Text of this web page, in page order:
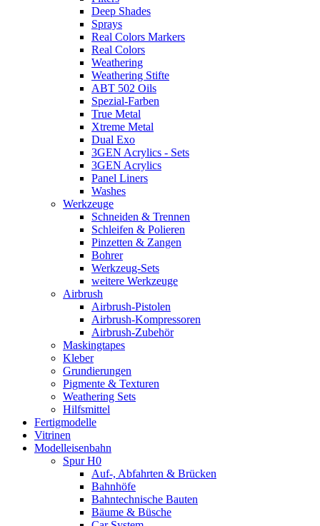
Deep Shades
Sprays
Real Colors Markers
Real Colors
Weathering
Weathering Stifte
ABT 502 Oils
Spezial-Farben
True Metal
Xtreme Metal
Dual Exo
3GEN Acrylics - Sets
3GEN Acrylics
Panel Liners
Washes
Werkzeuge
Schneiden & Trennen
Schleifen & Polieren
Pinzetten & Zangen
Bohrer
Werkzeug-Sets
weitere Werkzeuge
Airbrush
Airbrush-Pistolen
Airbrush-Kompressoren
Airbrush-Zubehör
Maskingtapes
Kleber
Grundierungen
Pigmente & Texturen
Weathering Sets
Hilfsmittel
Fertigmodelle
Vitrinen
Modelleisenbahn
Spur H0
Auf-, Abfahrten & Brücken
Bahnhöfe
Bahntechnische Bauten
Bäume & Büsche